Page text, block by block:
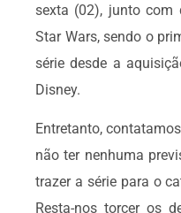
sexta (02), junto com
Star Wars, sendo o
série desde a
Disney.
Entretanto,
não ter nenhuma
trazer a série para o
Resta-nos torcer os